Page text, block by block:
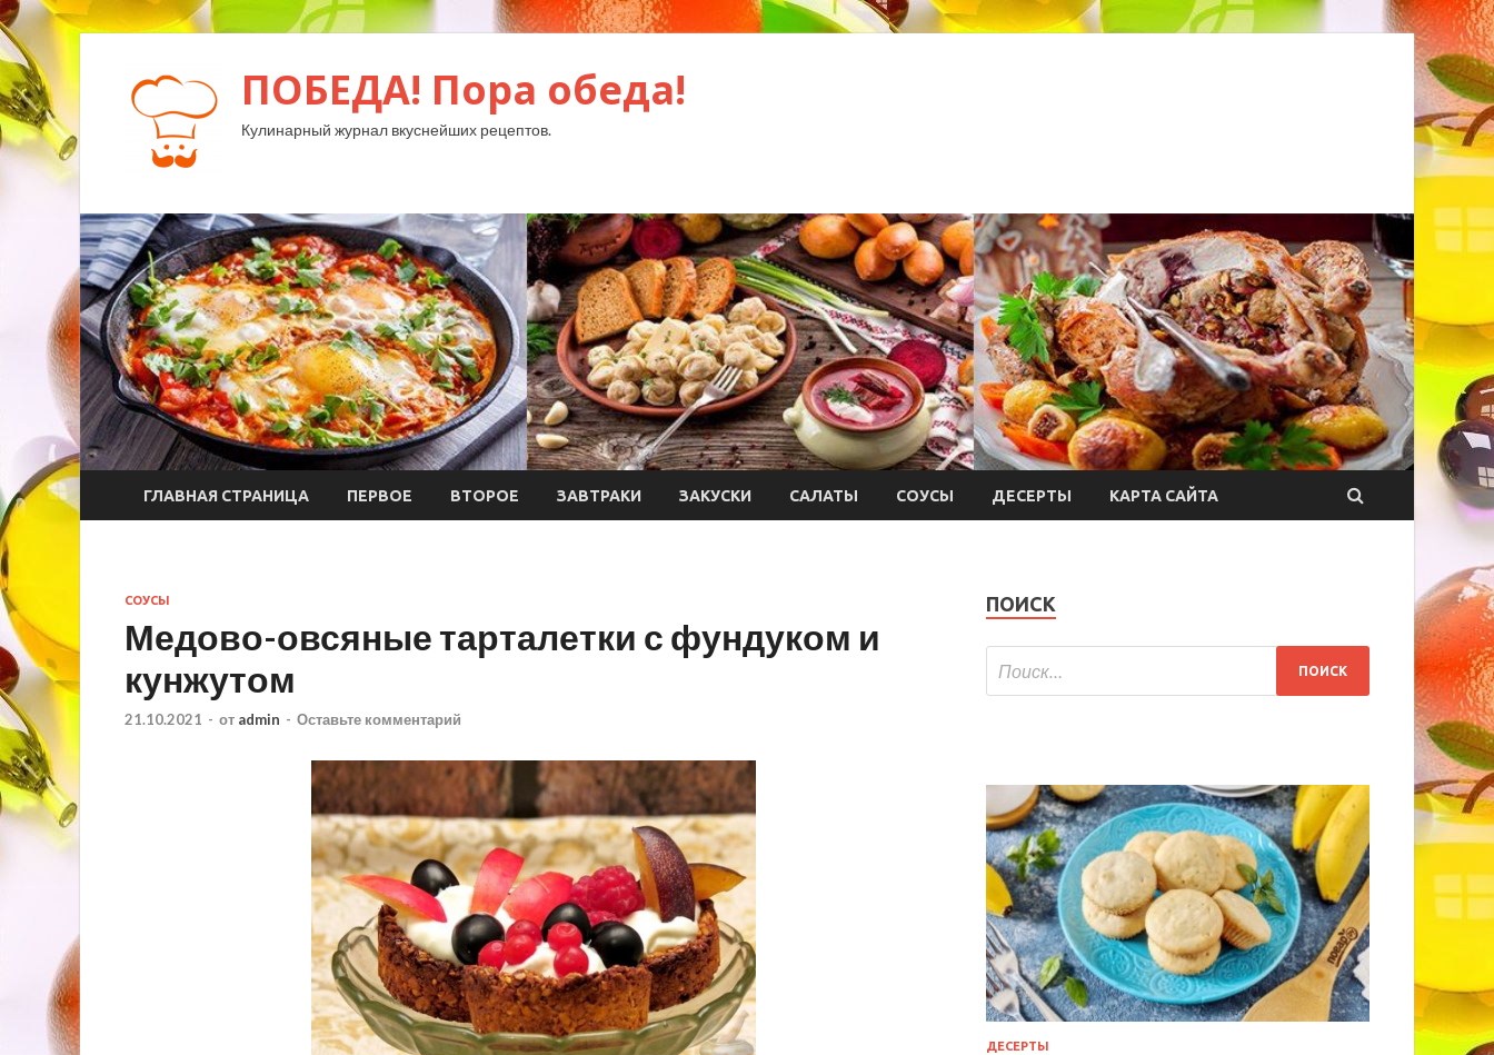
ПОБЕДА! Пора обеда!
Кулинарный журнал вкуснейших рецептов.
ГЛАВНАЯ СТРАНИЦА ПЕРВОЕ ВТОРОЕ ЗАВТРАКИ ЗАКУСКИ САЛАТЫ СОУСЫ ДЕСЕРТЫ КАРТА САЙТА
СОУСЫ
Медово-овсяные тарталетки с фундуком и
кунжутом
21.10.2021 - от admin - Оставьте комментарий
ПОИСК
ДЕСЕРТЫ